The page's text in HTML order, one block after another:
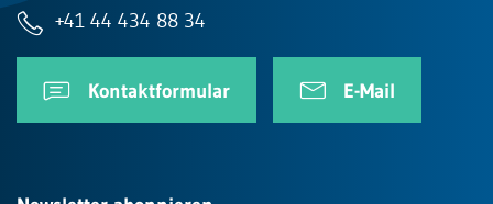
+41 44 434 88 34
Kontaktformular E-Mail